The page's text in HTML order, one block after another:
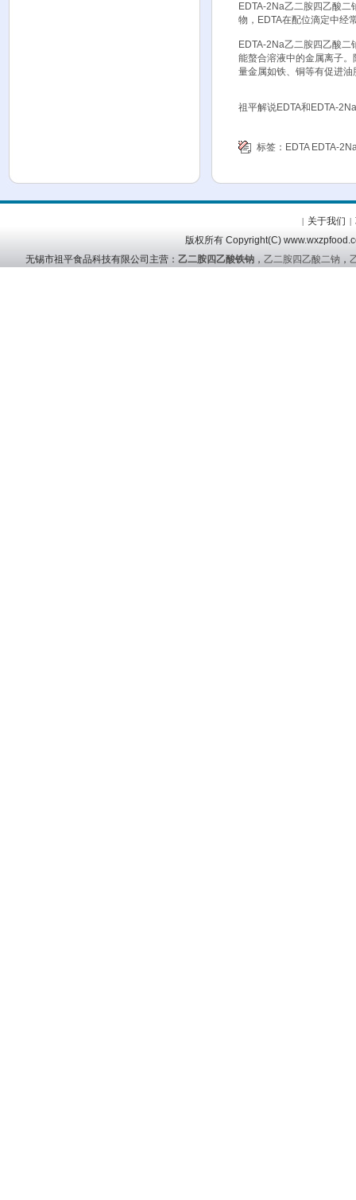
EDTA-2Na乙二胺四乙酸
物，EDTA在配位滴定中经
EDTA-2Na乙二胺四乙酸
能螯合溶液中的金属离子
量金属如铁、铜等有促进
祖平解说EDTA和EDTA-
标签： EDTA EDTA-
版权所有 Copyright(C)
无锡市祖平食品科技有限公司主营： 乙二胺四乙酸铁钠， 乙二胺四乙酸二钠，
| 关于我们 |